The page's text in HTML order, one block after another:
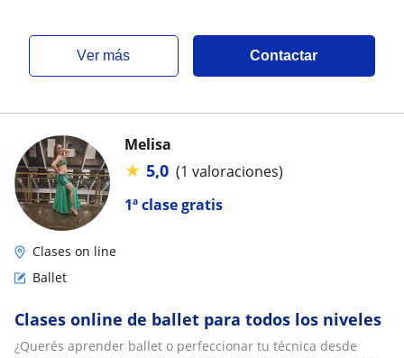
ver más Contactar
1ª clase gratis
Melisa
★ 5,0 (1 valoraciones)
Clases on line
Ballet
Clases online de ballet para todos los niveles
¿Querés aprender ballet o perfeccionar tu técnica desde